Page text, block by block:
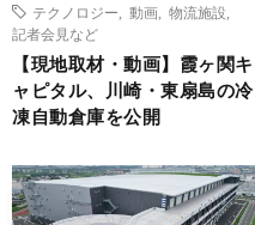
テクノロジー
動画 物流施設
記者会見など
【現地取材・動画】霞ヶ関キ
ャピタル、川崎・東扇島の冷
凍自動倉庫を公開